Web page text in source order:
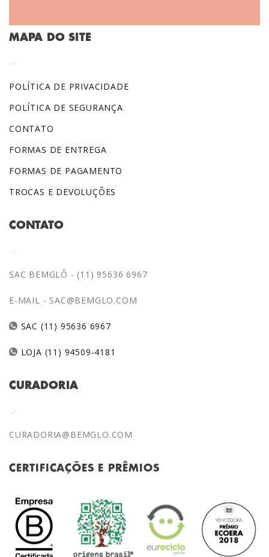
MAPA DO SITE
POLÍTICA DE PRIVACIDADE
POLÍTICA DE SEGURANÇA
CONTATO
FORMAS DE ENTREGA
FORMAS DE PAGAMENTO
TROCAS E DEVOLUÇÕES
CONTATO
SAC BEMGLÔ - (11) 95636 6967
E-MAIL - SAC@BEMGLO.COM
SAC (11) 95636 6967
LOJA (11) 94509-4181
CURADORIA
CURADORIA@BEMGLO.COM
CERTIFICAÇÕES E PRÊMIOS